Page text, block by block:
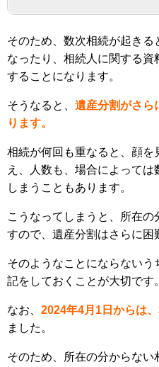
そのため、数次相続が起きる
なったり、相続人に関する資
することになります。
そうなると、 遺産分割がさら
ります。
相続が何回も重なると、顔を
え、人数も、場合によって
しまうこともあります。
こうなってしまうと、所在の
すので、遺産分割はさらに困
そのようなことにならない
記をしておくことが大切です。
なお、 2024年4月1日からは
ました。
そのため、所在の分からない